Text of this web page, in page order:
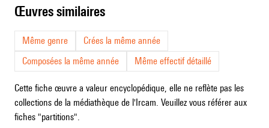
œuvres similaires
Même genre
Crées la même année
Composées la même année
Même effectif détaillé
Cette fiche œuvre a valeur encyclopédique, elle ne reflète pas les
collections de la médiathèque de l'Ircam. Veuillez vous référer aux
fiches "partitions".